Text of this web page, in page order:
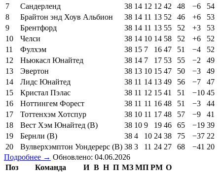
7
Сандерленд 38 14 12 12 42 48 −6
54
8
Брайтон энд Хоув Альбион 38 14 11 13 52 46 +6
53
9
Брентфорд 38 14 11 13 55 52 +3
53
10
Челси 38 14 10 14 58 52 +6
52
11
Фулхэм 38 15 7 16 47 51 −4
52
12
Ньюкасл Юнайтед 38 14 7 17 53 55 −2
49
13
Эвертон 38 13 10 15 47 50 −3
49
14
Лидс Юнайтед 38 11 14 13 49 56 −7
47
15
Кристал Пэлас 38 11 12 15 41 51 −10 45
16
Ноттингем Форест 38 11 11 16 48 51 −3
44
17
Тоттенхэм Хотспур 38 10 11 17 48 57 −9
41
18
Вест Хэм Юнайтед (В) 38 10 9 19 46 65 −19 39
19
Бернли (В) 38 4 10 24 38 75 −37 22
20
Вулверхэмптон Уондерерс (В) 38 3 11 24 27 68 −41 20
Подробнее → Обновлено: 04.06.2026
Поз
Команда И В Н П МЗ МП РМ О